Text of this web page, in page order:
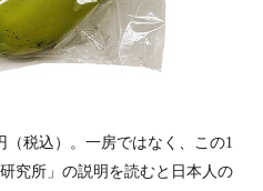
（税込）。一房ではなく、この1
究所」の説明を読むと日本人の